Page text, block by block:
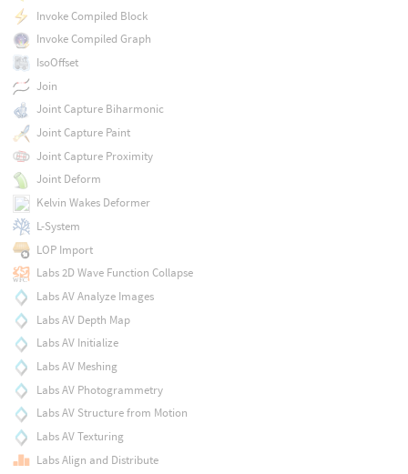
Invoke Compiled Block
Invoke Compiled Graph
IsoOffset
Join
Joint Capture Biharmonic
Joint Capture Paint
Joint Capture Proximity
Joint Deform
Kelvin Wakes Deformer
L-System
LOP Import
Labs 2D Wave Function Collapse
Labs AV Analyze Images
Labs AV Depth Map
Labs AV Initialize
Labs AV Meshing
Labs AV Photogrammetry
Labs AV Structure from Motion
Labs AV Texturing
Labs Align and Distribute